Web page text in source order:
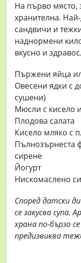
На първо място,
хранителна.
сандвичи и
наднормени
вкусно и
Пържени яйца
Овесени ядки с
сушени)
Мюсли с кисело
Плодова салата
Кисело мляко с
Пълнозърнеста
сирене
Йогурт
Нискомаслено
Според датски
се закусва
храна по-бързо
предизвиква